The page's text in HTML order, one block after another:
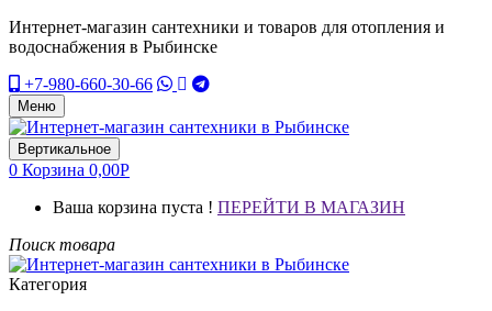
Интернет-магазин сантехники и товаров для отопления и
водоснабжения в Рыбинске
+7-980-660-30-66
Меню
Вертикальное
0 Корзина 0,00Р
Ваша корзина пуста ! ПЕРЕЙТИ В МАГАЗИН
Поиск товара
Категория